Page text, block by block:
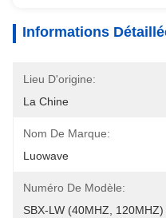
Informations
Lieu D'origine:
La Chine
Nom De Marque:
Luowave
Numéro De Modèle:
SBX-LW (40MHZ, 120MHZ)